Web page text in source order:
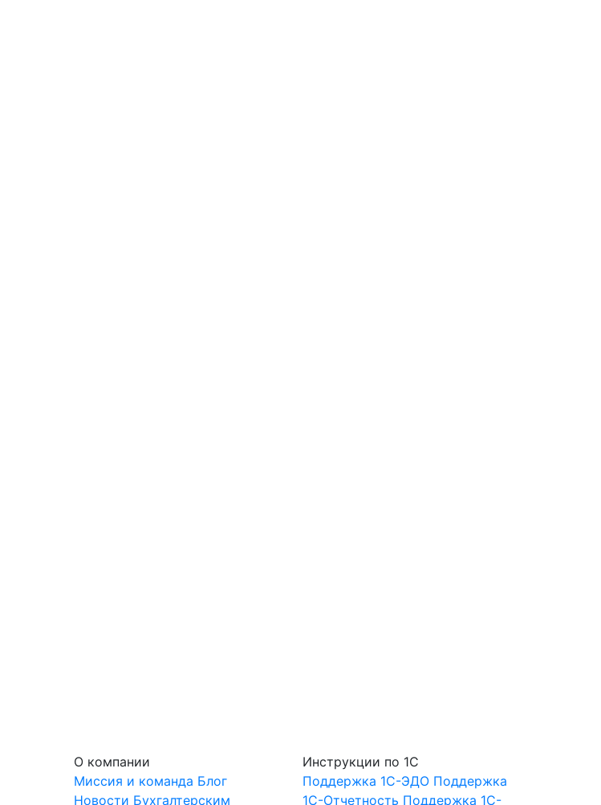
О компании
Миссия и команда Блог
Новости Бухгалтерским
Инструкции по 1С
Поддержка 1С-ЭДО Поддержка
1С-Отчетность Поддержка 1С-